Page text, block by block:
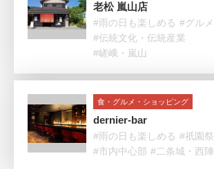
老松 嵐山店
#雨の日も楽しめる #グルメ
#伝統文化・伝統産業
#嵯峨・嵐山
食・グルメ・ショッピング
dernier-bar
#雨の日も楽しめる #祇園祭
#市内中心部 #二条城・西陣